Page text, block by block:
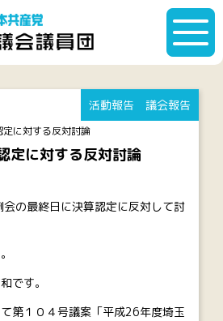
に対する反対討論
定に対する反対討論
活動報告 議会報告
の最終日に決算認定に反対して討
です。
第１０４号議案「平成26年度埼玉